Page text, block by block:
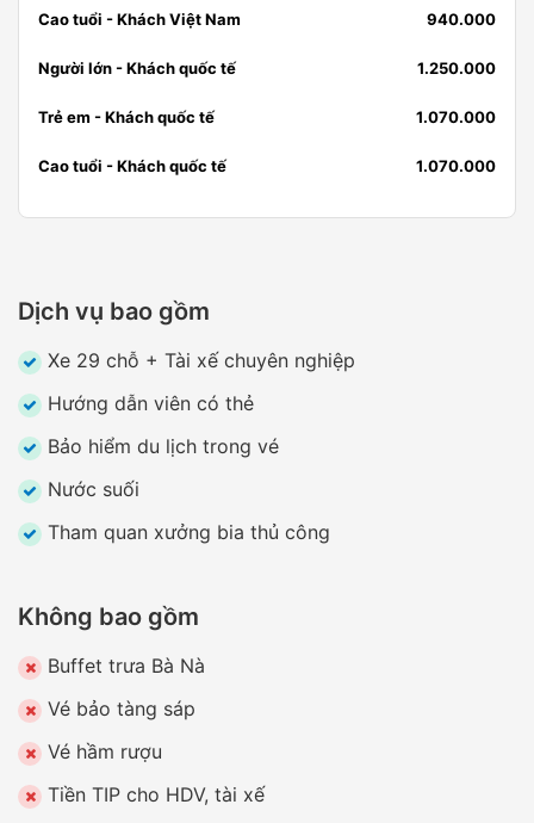
Cao tuổi - Khách Việt Nam 940.000
Người lớn - Khách quốc tế 1.250.000
Trẻ em - Khách quốc tế 1.070.000
Cao tuổi - Khách quốc tế 1.070.000
Dịch vụ bao gồm
Xe 29 chỗ + Tài xế chuyên nghiệp
Hướng dẫn viên có thẻ
Bảo hiểm du lịch trong vé
Nước suối
Tham quan xưởng bia thủ công
Không bao gồm
Buffet trưa Bà Nà
Vé bảo tàng sáp
Vé hầm rượu
Tiền TIP cho HDV, tài xế